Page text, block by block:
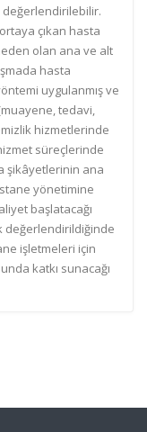
değerlendirilebilir.
çıkan hasta
olan ana ve alt
hasta
uygulanmış ve
tedavi,
hizmetlerinde
süreçlerinde
şikâyetlerinin ana
yönetimine
başlatacağı
değerlendirildiğinde
işletmeleri için
katkı sunacağı